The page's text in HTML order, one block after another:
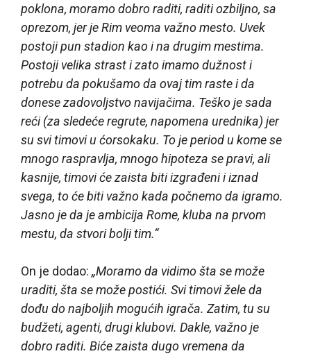
poklona, moramo dobro raditi, raditi ozbiljno, sa
oprezom, jer je Rim veoma važno mesto. Uvek
postoji pun stadion kao i na drugim mestima.
Postoji velika strast i zato imamo dužnost i
potrebu da pokušamo da ovaj tim raste i da
donese zadovoljstvo navijačima. Teško je sada
reći (za sledeće regrute, napomena urednika) jer
su svi timovi u ćorsokaku. To je period u kome se
mnogo raspravlja, mnogo hipoteza se pravi, ali
kasnije, timovi će zaista biti izgrađeni i iznad
svega, to će biti važno kada počnemo da igramo.
Jasno je da je ambicija Rome, kluba na prvom
mestu, da stvori bolji tim.“
On je dodao: „Moramo da vidimo šta se može
uraditi, šta se može postići. Svi timovi žele da
dođu do najboljih mogućih igrača. Zatim, tu su
budžeti, agenti, drugi klubovi. Dakle, važno je
dobro raditi. Biće zaista dugo vremena da